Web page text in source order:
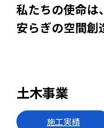
私たちの使命は
安らぎの空間創
土木事業
施工実績